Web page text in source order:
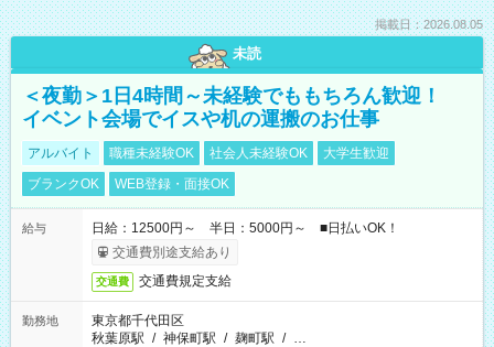
掲載日：2026.08.05
未読
＜夜勤＞1日4時間～未経験でももちろん歓迎！
イベント会場でイスや机の運搬のお仕事
アルバイト 職種未経験OK 社会人未経験OK
大学生歓迎
ブランクOK
WEB登録・面接OK
給与
日給：12500円～ 半日：5000円～ ■日払いOK！
交通費別途支給あり
交通費 交通費規定支給
勤務地
東京都千代田区
秋葉原駅 / 神保町駅 / 麹町駅 / …